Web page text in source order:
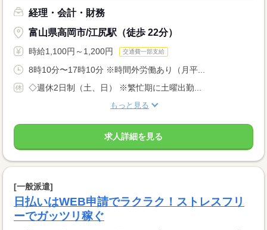
経理・会計・財務
富山県高岡市/江尻駅（徒歩 22分）
時給1,100円～1,200円 交通費一部支給
8時10分〜17時10分 ※時間外労働あり（月平...
◇週休2日制（土、日） ※繁忙期に土曜出勤...
もっと見る
求人詳細を見る
[一般派遣]
日払いはWEB申請でラクラク！ストレスフリ
ーでガッツリ稼ぐ